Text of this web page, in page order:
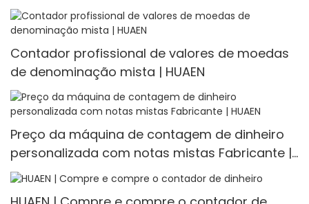
Contador profissional de valores de moedas
de denominação mista | HUAEN
Preço da máquina de contagem de dinheiro
personalizada com notas mistas Fabricante |
HUAEN